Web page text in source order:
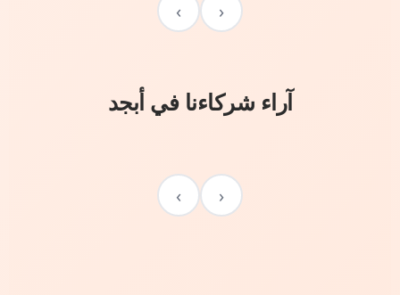
‹
›
آراء شركاءنا في أبجد
‹
›